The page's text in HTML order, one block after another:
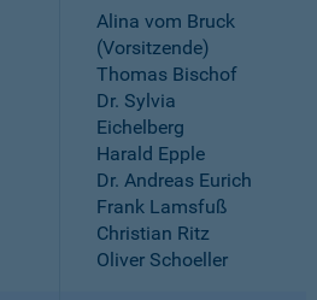
Alina vom Bruck
(Vorsitzende)
Thomas Bischof
Dr. Sylvia
Eichelberg
Harald Epple
Dr. Andreas Eurich
Frank Lamsfuß
Christian Ritz
Oliver Schoeller